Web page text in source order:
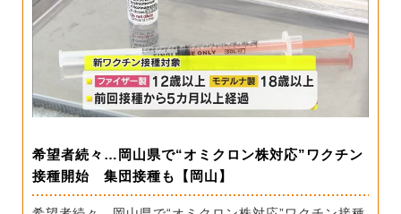
希望者続々…岡山県で“オミクロン株対応”ワクチン
接種開始 集団接種も【岡山】